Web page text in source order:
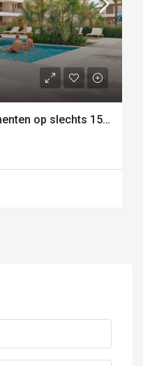
Luxe toeristische appartementen op slechts 150 meter van het strand van las higuericas – torre de la